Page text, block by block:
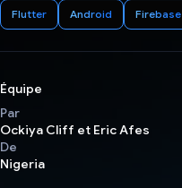
Flutter Android Firebase
Équipe
Par
Ockiya Cliff et Eric Afes
De
Nigeria